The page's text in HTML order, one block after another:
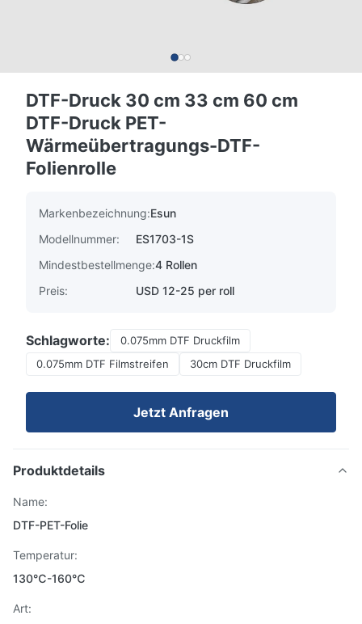
DTF-Druck 30 cm 33 cm 60 cm
DTF-Druck PET-
Wärmeübertragungs-DTF-
Folienrolle
Markenbezeichnung:Esun
Modellnummer:
ES1703-1S
Mindestbestellmenge:4 Rollen
Preis:
USD 12-25 per roll
Schlagworte:
0.075mm DTF Druckfilm
0.075mm DTF Filmstreifen
30cm DTF Druckfilm
Jetzt Anfragen
Produktdetails
Name:
DTF-PET-Folie
Temperatur:
130℃-160℃
Art: